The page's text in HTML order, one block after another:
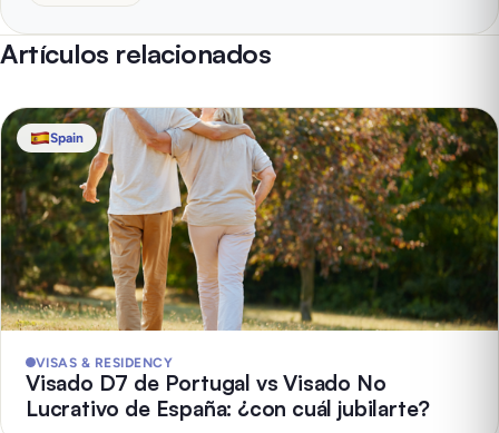
Artículos relacionados
Spain
VISAS & RESIDENCY
Visado D7 de Portugal vs Visado No
Lucrativo de España: ¿con cuál jubilarte?